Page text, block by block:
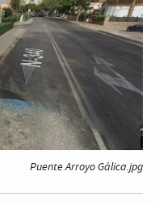
Puente Arroyo Gálica.jpg